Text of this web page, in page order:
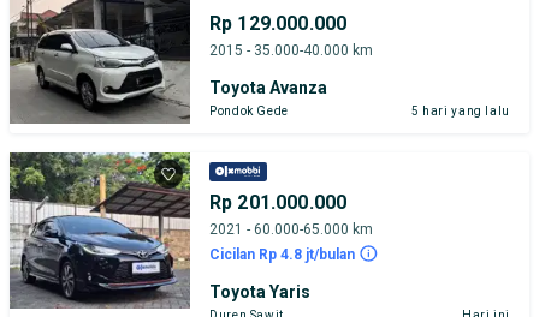
Rp 129.000.000
2015 - 35.000-40.000 km
Toyota Avanza
Pondok Gede 5 hari yang lalu
Rp 201.000.000
2021 - 60.000-65.000 km
Cicilan Rp 4.8 jt/bulan
Toyota Yaris